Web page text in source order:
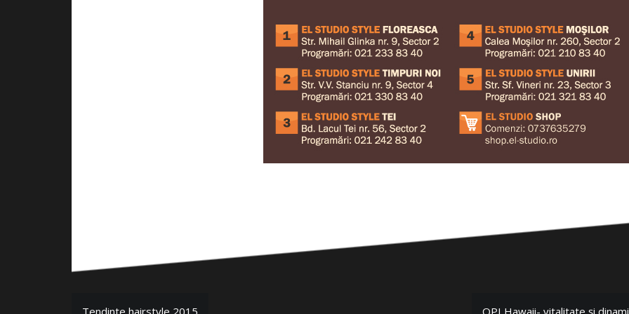
Tendinte hairstyle 2015 OPI Hawaii- vitalitate și